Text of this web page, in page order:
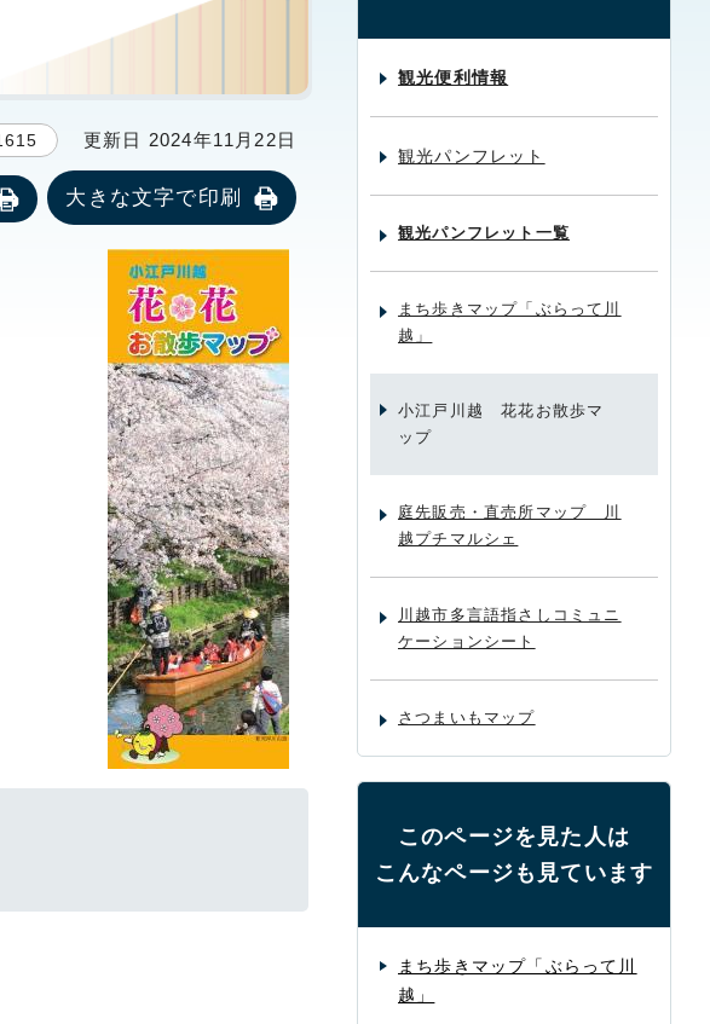
更新日 2024年11月22日
大きな文字で印刷
観光便利情報
観光パンフレット
観光パンフレット一覧
まち歩きマップ「ぶらって川
越」
小江戸川越 花花お散歩マ
ップ
庭先販売・直売所マップ 川
越プチマルシェ
川越市多言語指さしコミュニ
ケーションシート
さつまいもマップ
このページを見た人は
こんなページも見ています
まち歩きマップ「ぶらって川
越」